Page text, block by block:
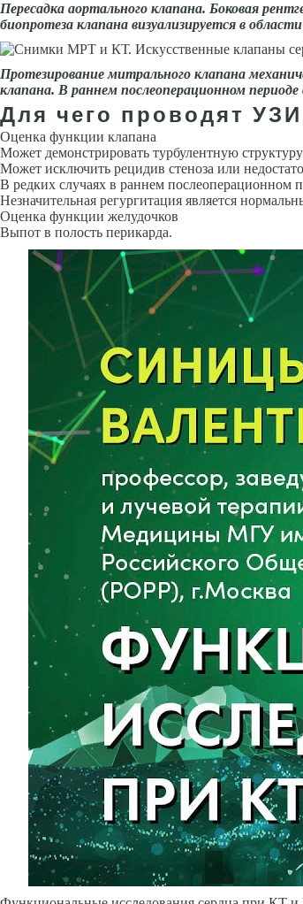
Пересадка аортального клапана. Боковая
биопротеза клапана визуализируется в
Протезирование митрального кла­пана
клапана. В раннем послеопера­ционном
Для чего проводят
Оценка функции клапана
Может демонстрировать турбулентную
Может исключить рецидив стеноза или
В редких случаях в раннем послеопе­рационном
Незначительная регургитация является
Оценка функции желудочков
Выпот в полость перикарда.